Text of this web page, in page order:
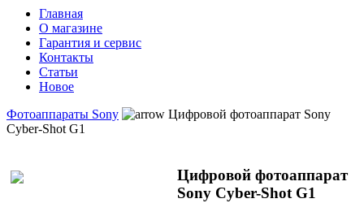
Главная
О магазине
Гарантия и сервис
Контакты
Статьи
Новое
Фотоаппараты Sony
Цифровой фотоаппарат Sony
Cyber-Shot G1
Цифровой фотоаппарат
Sony Cyber-Shot G1